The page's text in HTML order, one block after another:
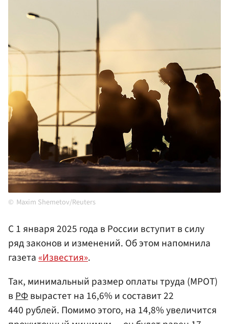
Maxim Shemetov/Reuters
С 1 января 2025 года в России вступит в силу
ряд законов и изменений. Об этом напомнила
газета«Известия».
Так, минимальный размер оплаты труда (МРОТ)
вРФвырастет на 16,6% и составит 22
440 рублей. Помимо этого, на 14,8% увеличится